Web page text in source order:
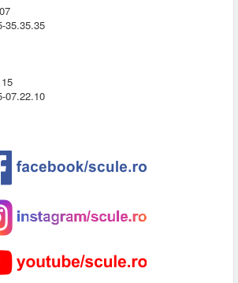
35.35.35
07.22.10